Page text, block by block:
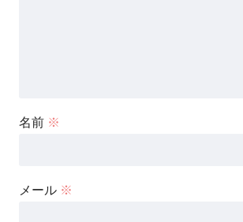
名前 ※
メール ※